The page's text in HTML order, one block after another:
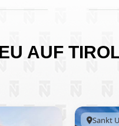
AUF
Sankt